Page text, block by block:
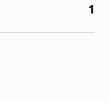
1